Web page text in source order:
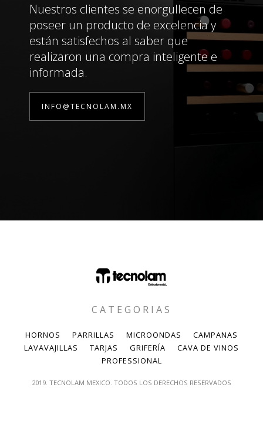
Nuestros clientes se enorgullecen de
poseer un producto de excelencia y
están satisfechos al saber que
realizaron una compra inteligente e
informada.
INFO@TECNOLAM.MX
CATEGORIAS
HORNOS PARRILLAS MICROONDAS
CAMPANAS
LAVAVAJILLAS
TARJAS GRIFERÍA
CAVA DE VINOS
PROFESSIONAL
2019. TECNOLAM MEXICO. TODOS LOS DERECHOS RESERVADOS